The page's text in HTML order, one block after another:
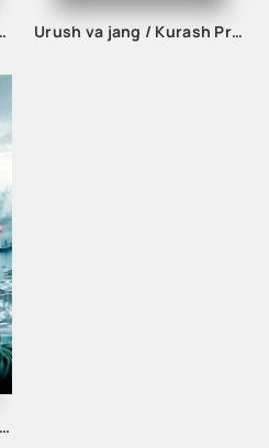
tilida 2024 tarjima film Full HD Urush va jang / Kurash Premyera Hind kino 2019 Uzbek tilida tarjima kino Full HD skachat
Narvikdagi jang: Gitlerning birinchi mag'lubiyati / Narvik uchun jang Uzbek tilida 2022 tarjima kino HD